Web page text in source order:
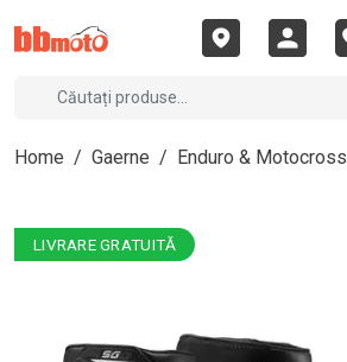
Home / Gaerne / Enduro & Motocross
LIVRARE GRATUITĂ